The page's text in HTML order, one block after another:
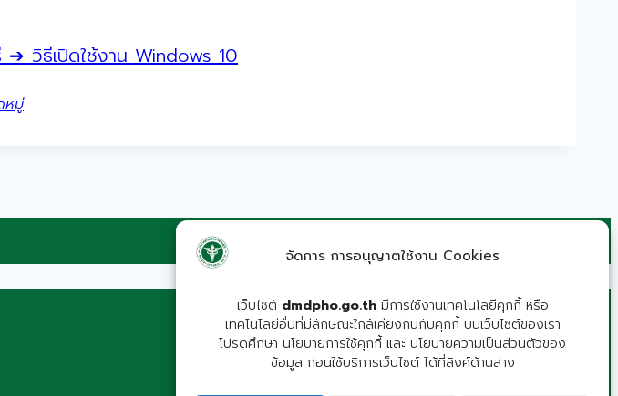
จัดการ การอนุญาตใช้งาน Cookies
เว็บไซต์ dmdpho.go.thมีการใช้งานเทคโนโลยีคุกกี้ หรือ
เทคโนโลยีอื่นที่มีลักษณะใกล้เคียงกันกับคุกกี้ บนเว็บไซต์ของเรา
โปรดศึกษา นโยบายการใช้คุกกี้ และ นโยบายความเป็นส่วนตัวของ
ข้อมูล ก่อนใช้บริการเว็บไซต์ ได้ที่ลิงค์ด้านล่าง
วิธีเปิดใช้งาน Windows 10
หมู่